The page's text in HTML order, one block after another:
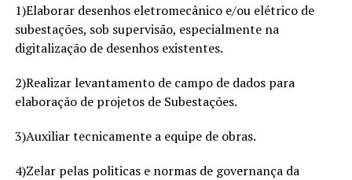
1)Elaborar desenhos eletromecânico e/ou elétrico de
subestações, sob supervisão, especialmente na
digitalização de desenhos existentes.
2)Realizar levantamento de campo de dados para
elaboração de projetos de Subestações.
3)Auxiliar tecnicamente a equipe de obras.
4)Zelar pelas politicas e normas de governança da